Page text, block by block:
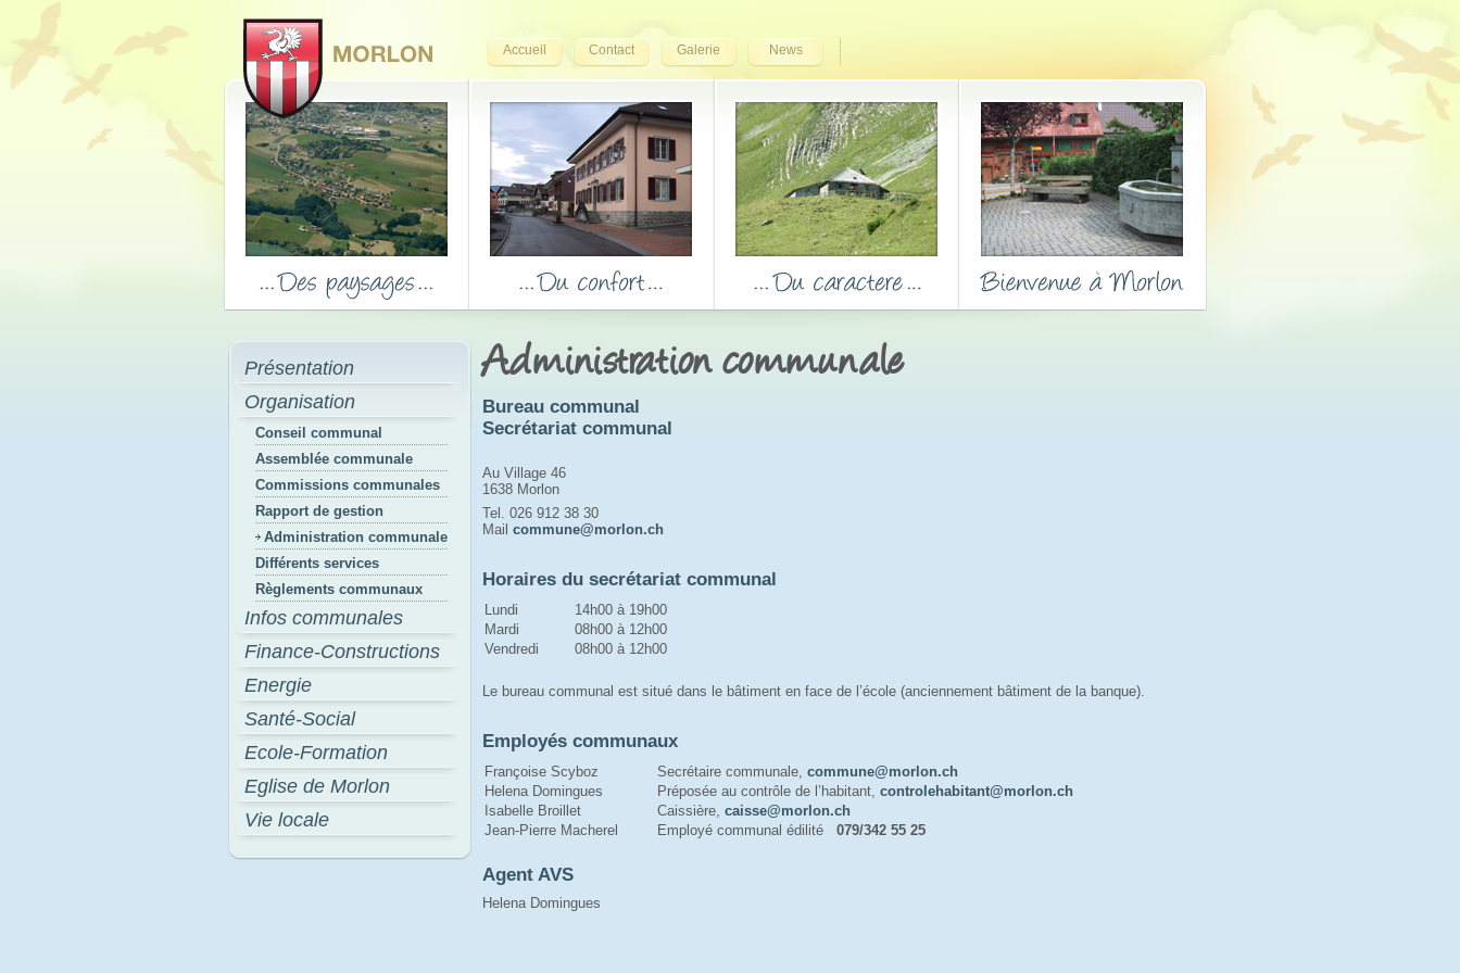
Accueil Contact Galerie News
Présentation
Organisation
Conseil communal
Assemblée communale
Commissions communales
Rapport de gestion
Administration communale
Différents services
Règlements communaux
Infos communales
Finance-Constructions
Energie
Santé-Social
Ecole-Formation
Eglise de Morlon
Vie locale
Administration communale
Bureau communal
Secrétariat communal
Au Village 46
1638 Morlon
Tel. 026 912 38 30
Mail commune@morlon.ch
Horaires du secrétariat communal
Lundi
14h00 à 19h00
Mardi
08h00 à 12h00
Vendredi
08h00 à 12h00
Le bureau communal est situé dans le bâtiment en face de l’école (anciennement bâtiment de la banque).
Employés communaux
Françoise Scyboz Secrétaire communale, commune@morlon.ch
Helena Domingues
Préposée au contrôle de l’habitant, controlehabitant@morlon.ch
Isabelle Broillet
Caissière, caisse@morlon.ch
Jean-Pierre Macherel
Employé communal édilité 079/342 55 25
Agent AVS
Helena Domingues